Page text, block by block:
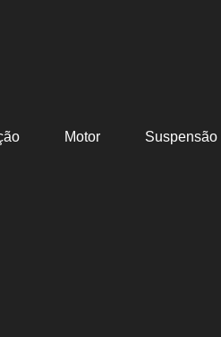
Motor Suspensão